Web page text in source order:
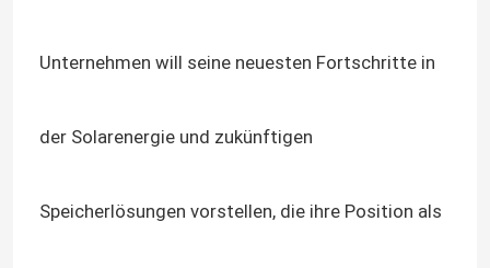
Unternehmen will seine neuesten Fortschritte in
der Solarenergie und zukünftigen
Speicherlösungen vorstellen, die ihre Position als